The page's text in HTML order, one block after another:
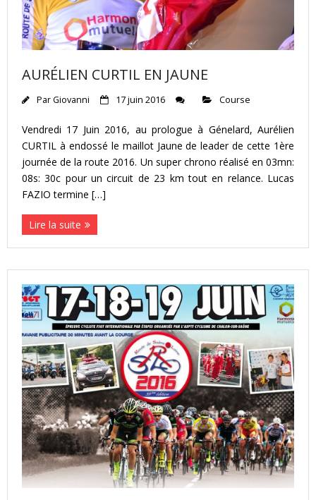
AURÉLIEN CURTIL EN JAUNE
ParGiovanni 17 juin 2016 Course
Vendredi 17 Juin 2016, au prologue à Génelard, Aurélien
CURTIL à endossé le maillot Jaune de leader de cette 1ère
journée de la route 2016. Un super chrono réalisé en 03mn:
08s: 30c pour un circuit de 23 km tout en relance. Lucas
FAZIO termine […]
Lire la suite